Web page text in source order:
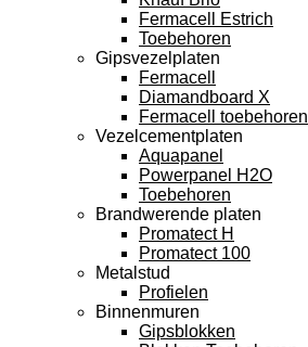
Fermacell Estrich
Toebehoren
Gipsvezelplaten
Fermacell
Diamandboard X
Fermacell toebehoren
Vezelcementplaten
Aquapanel
Powerpanel H2O
Toebehoren
Brandwerende platen
Promatect H
Promatect 100
Metalstud
Profielen
Binnenmuren
Gipsblokken